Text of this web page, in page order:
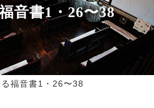
音書1・26〜38
福音書1・26〜38